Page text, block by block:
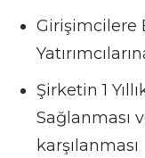
Girişimcilere
Şirketin 1
Sağlanması
karşılanması